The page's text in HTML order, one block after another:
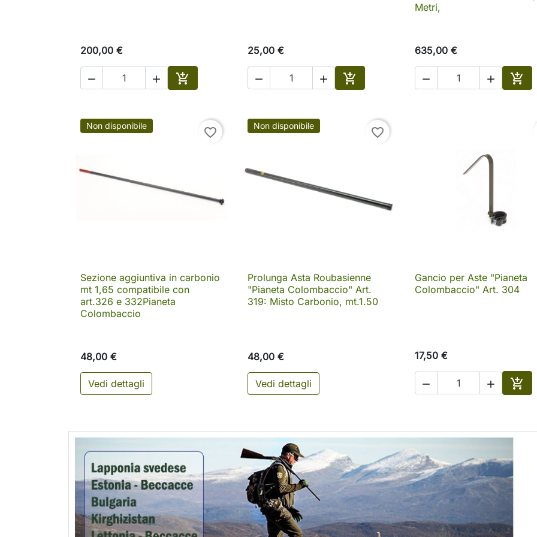
200,00 €
  
Aggiungi al carrello
25,00 €
  
Aggiungi al carrello
Metri,
635,00 €
  
Non disponibile favorite_border
 Anteprima
Sezione aggiuntiva in carbonio
mt 1,65 compatibile con
art.326 e 332Pianeta
Colombaccio
48,00 €
Vedi dettagli
Non disponibile favorite_border
 Anteprima
Prolunga Asta Roubasienne
"Pianeta Colombaccio" Art.
319: Misto Carbonio, mt.1.50
48,00 €
Vedi dettagli
 Anteprima
Gancio per Aste "Pianeta
Colombaccio" Art. 304
17,50 €
  